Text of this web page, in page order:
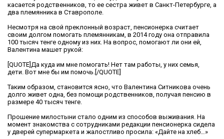
касается родственников, то ее сестра живет в Санкт-Петербурге, а
два племянника в Ставрополе.
Несмотря на свой преклонный возраст, пенсионерка считает
своим долгом помогать племянникам, в 2014 году она отправила
100 тысяч тенге одному из них. На вопрос, помогают ли они ей,
Валентина машет рукой:
[QUOTE]Да куда им мне помогать! Нет там работы, у них семья,
дети. Вот мне бы им помочь.[/QUOTE]
Таким образом, становится ясно, что Валентина Ситникова очень
долго живет одна, без помощи родственников, получая пенсию в
размере 40 тысяч тенге.
Прошение милостыни стало одним из способов выживания. На
момент знакомства с сотрудниками редакции пенсионерка сидела
у дверей супермаркета и жалостливо просила: «Дайте на хлеб…»